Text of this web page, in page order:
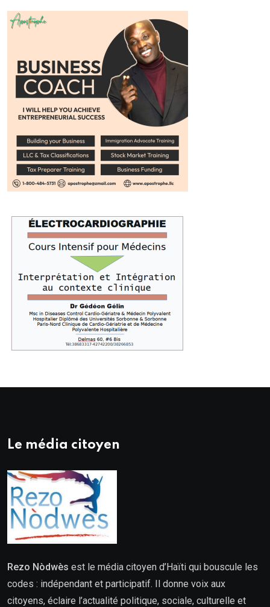
Le média citoyen
Rezo Nòdwès est le média citoyen d’Haïti qui bouscule les
codes : indépendant et participatif. Il donne voix aux
citoyens, éclaire l’actualité politique, sociale, culturelle et